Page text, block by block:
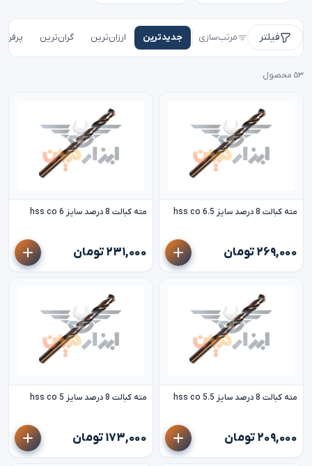
فیلتر مرتب‌سازی جدیدترین ارزان‌ترین گران‌ترین
۵۳ محصول
مته کبالت 8 درصد سایز 6.5 hss co
۲۶۹,۰۰۰ تومان
مته کبالت 8 درصد سایز 6 hss co
۲۳۱,۰۰۰ تومان
مته کبالت 8 درصد سایز 5.5 hss co
۲۰۹,۰۰۰ تومان
مته کبالت 8 درصد سایز 5 hss co
۱۷۳,۰۰۰ تومان